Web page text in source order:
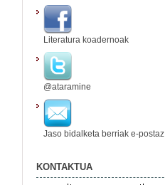
Literatura koadernoak
@ataramine
Jaso bidalketa berriak e-postaz
KONTAKTUA